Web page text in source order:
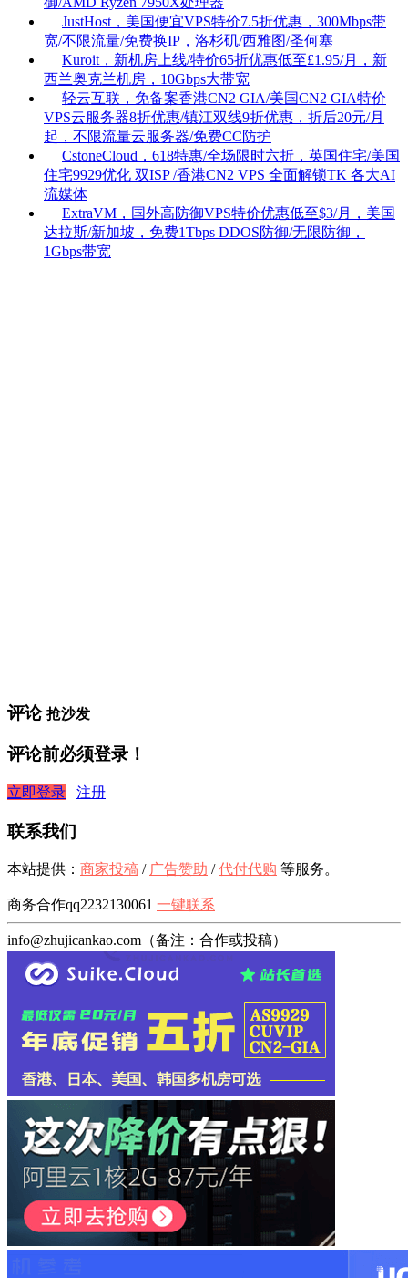
JustHost，美国便宜VPS特价7.5折优惠，300Mbps带
宽/不限流量/免费换IP，洛杉矶/西雅图/圣何塞
Kuroit，新机房上线/特价65折优惠低至£1.95/月，新
西兰奥克兰机房，10Gbps大带宽
轻云互联，免备案香港CN2 GIA/美国CN2 GIA特价
VPS云服务器8折优惠/镇江双线9折优惠，折后20元/月
起，不限流量云服务器/免费CC防护
CstoneCloud，618特惠/全场限时六折，英国住宅/美国
住宅9929优化 双ISP /香港CN2 VPS 全面解锁TK 各大AI
流媒体
ExtraVM，国外高防御VPS特价优惠低至$3/月，美国
达拉斯/新加坡，免费1Tbps DDOS防御/无限防御，
1Gbps带宽
评论 抢沙发
评论前必须登录！
立即登录 注册
联系我们
本站提供： 商家投稿 / 广告赞助 /代付代购 等服务。
商务合作qq2232130061 一键联系
info@zhujicankao.com（备注：合作或投稿）